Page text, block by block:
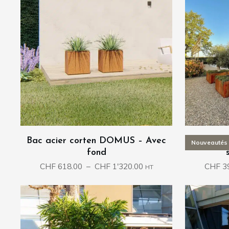
Bac acier corten DOMUS – Avec
fond
CHF618.00 – CHF1'320.00Plage
prix :
CHF 618.00
à
CHF 1'320.00
HT
Nouveautés
Bac
CHF